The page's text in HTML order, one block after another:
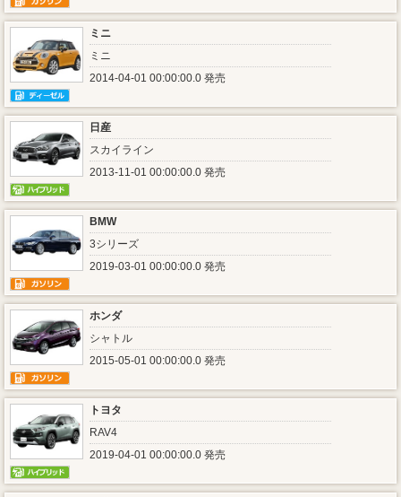
ミニ
ミニ
2014-04-01 00:00:00.0 発売
日産
スカイライン
2013-11-01 00:00:00.0 発売
BMW
3シリーズ
2019-03-01 00:00:00.0 発売
ホンダ
シャトル
2015-05-01 00:00:00.0 発売
トヨタ
RAV4
2019-04-01 00:00:00.0 発売